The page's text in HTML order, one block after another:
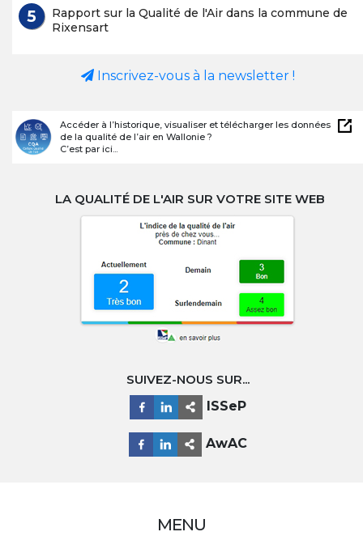
Rapport sur la Qualité de l'Air dans la commune de
Rixensart
Inscrivez-vous à la newsletter !
Accéder à l’historique, visualiser et télécharger les données
de la qualité de l’air en Wallonie ?
C’est par ici...
LA QUALITÉ DE L'AIR SUR VOTRE SITE WEB
SUIVEZ-NOUS SUR...
ISSeP
AwAC
MENU